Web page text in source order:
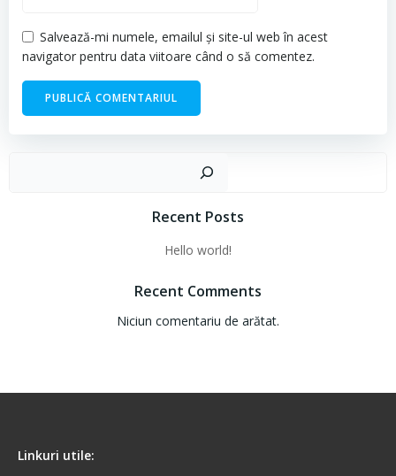
Salvează-mi numele, emailul și site-ul web în acest
navigator pentru data viitoare când o să comentez.
Recent Posts
Hello world!
Recent Comments
Niciun comentariu de arătat.
Linkuri utile: